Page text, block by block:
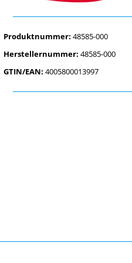
Produktnummer: 48585-000
Herstellernummer: 48585-000
GTIN/EAN: 4005800013997